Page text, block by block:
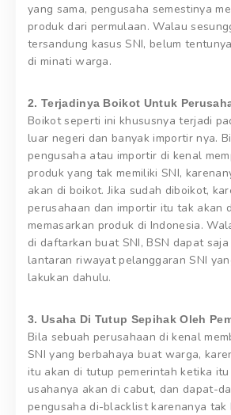
yang sama, pengusaha semestinya
produk dari permulaan. Walau
tersandung kasus SNI, belum
di minati warga.
2. Terjadinya Boikot Untuk
Boikot seperti ini khususnya terjadi
luar negeri dan banyak importir nya.
pengusaha atau importir di kenal
produk yang tak memiliki SNI,
akan di boikot. Jika sudah diboikot,
perusahaan dan importir itu tak akan
memasarkan produk di Indonesia.
di daftarkan buat SNI, BSN dapat
lantaran riwayat pelanggaran SNI
lakukan dahulu.
3. Usaha Di Tutup Sepihak Oleh
Bila sebuah perusahaan di kenal
SNI yang berbahaya buat warga,
itu akan di tutup pemerintah ketika itu
usahanya akan di cabut, dan dapat-
pengusaha di-blacklist karenanya tak